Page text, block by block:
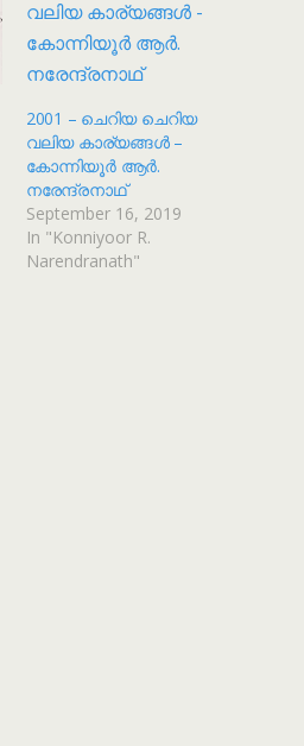
2001 – ചെറിയ ചെറിയ
വലിയ കാര്യങ്ങൾ –
കോന്നിയൂർ ആർ.
നരേന്ദ്രനാഥ്
September 16, 2019
In "Konniyoor R.
Narendranath"